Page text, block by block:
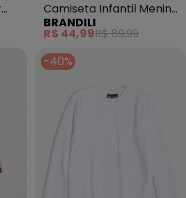
Camiseta Infantil Menino
do Sonic (Natural)
BRANDILI
R$ 44,99R$ 89,99
-40%